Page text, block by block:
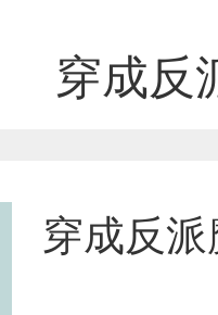
穿成反
穿成反